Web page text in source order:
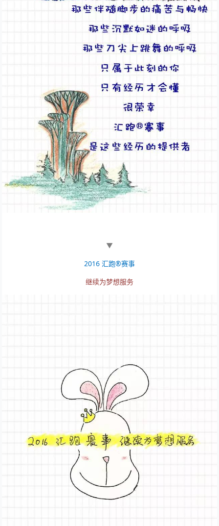
▼
2016 汇跑®赛事
继续为梦想服务